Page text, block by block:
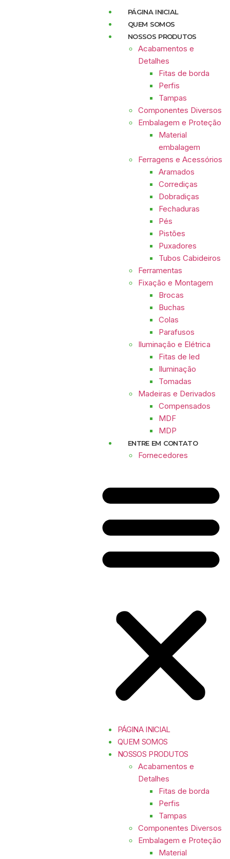
PÁGINA INICIAL
QUEM SOMOS
NOSSOS PRODUTOS
Acabamentos e
Detalhes
Fitas de borda
Perfis
Tampas
Componentes Diversos
Embalagem e Proteção
Material
embalagem
Ferragens e Acessórios
Aramados
Corrediças
Dobradiças
Fechaduras
Pés
Pistões
Puxadores
Tubos Cabideiros
Ferramentas
Fixação e Montagem
Brocas
Buchas
Colas
Parafusos
Iluminação e Elétrica
Fitas de led
Iluminação
Tomadas
Madeiras e Derivados
Compensados
MDF
MDP
ENTRE EM CONTATO
Fornecedores
PÁGINA INICIAL
QUEM SOMOS
NOSSOS PRODUTOS
Acabamentos e
Detalhes
Fitas de borda
Perfis
Tampas
Componentes Diversos
Embalagem e Proteção
Material